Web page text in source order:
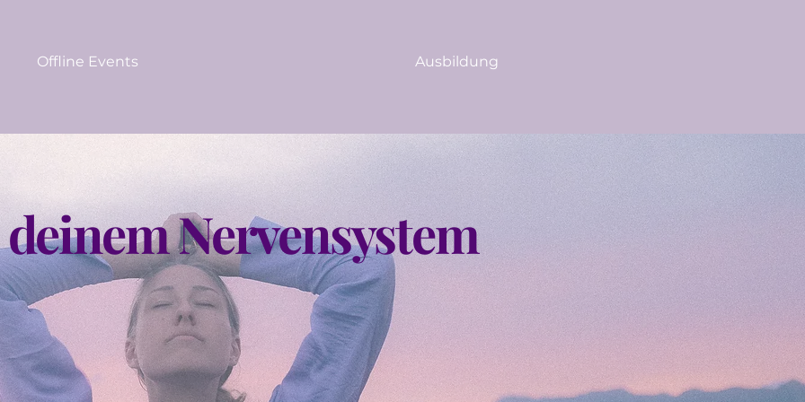
Offline Events Ausbildung
Nervensystem